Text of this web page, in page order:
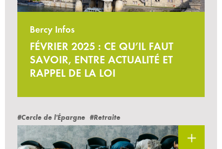
Bercy Infos
FÉVRIER 2025 : CE QU’IL FAUT
SAVOIR, ENTRE ACTUALITÉ ET
RAPPEL DE LA LOI
#Cercle de l'Épargne #Retraite